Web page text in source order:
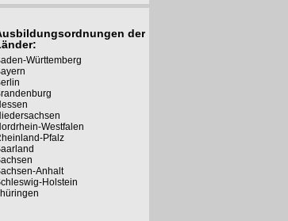
der
Württemberg
Westfalen
Pfalz
Anhalt
Holstein